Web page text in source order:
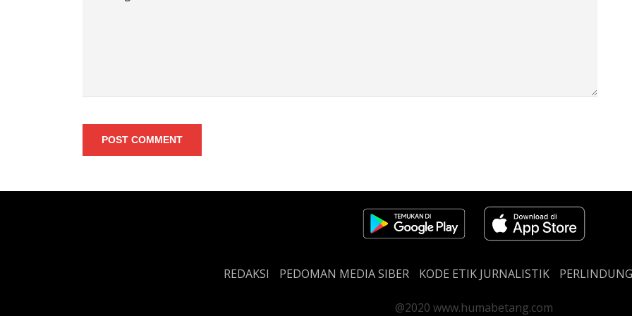
POST COMMENT
REDAKSI PEDOMAN MEDIA SIBER KODE ETIK JURNALISTIK
@2020 www.humabetang.com